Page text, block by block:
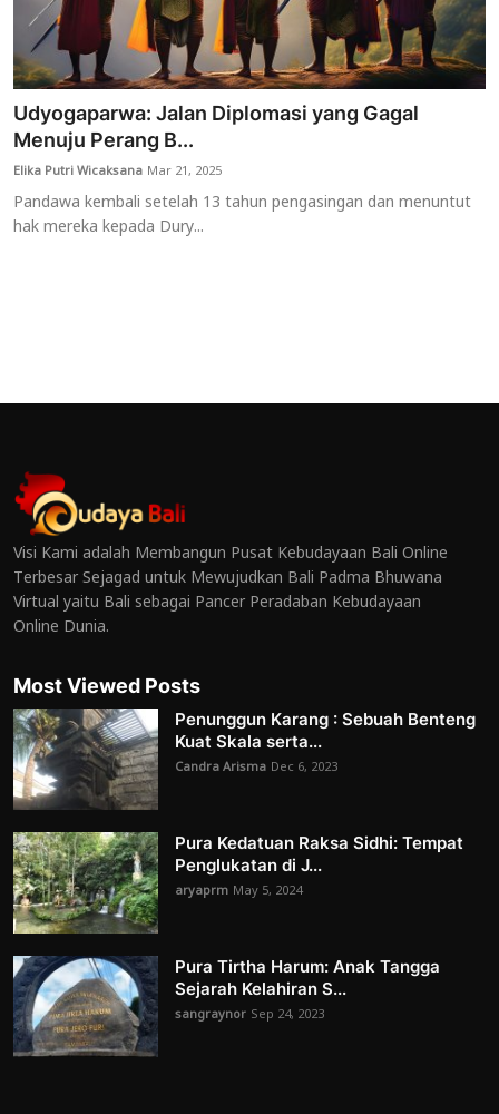
Udyogaparwa: Jalan Diplomasi yang Gagal
Menuju Perang B...
Elika Putri Wicaksana Mar 21, 2025
Pandawa kembali setelah 13 tahun pengasingan dan menuntut
hak mereka kepada Dury...
Visi Kami adalah Membangun Pusat Kebudayaan Bali Online
Terbesar Sejagad untuk Mewujudkan Bali Padma Bhuwana
Virtual yaitu Bali sebagai Pancer Peradaban Kebudayaan
Online Dunia.
Most Viewed Posts
Penunggun Karang : Sebuah Benteng
Kuat Skala serta...
Candra Arisma Dec 6, 2023
Pura Kedatuan Raksa Sidhi: Tempat
Penglukatan di J...
aryaprm May 5, 2024
Pura Tirtha Harum: Anak Tangga
Sejarah Kelahiran S...
sangraynor Sep 24, 2023